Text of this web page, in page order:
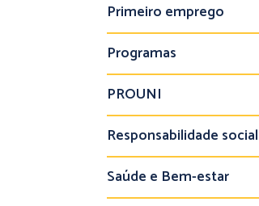
Primeiro emprego
Programas
PROUNI
Responsabilidade social
Saúde e Bem-estar